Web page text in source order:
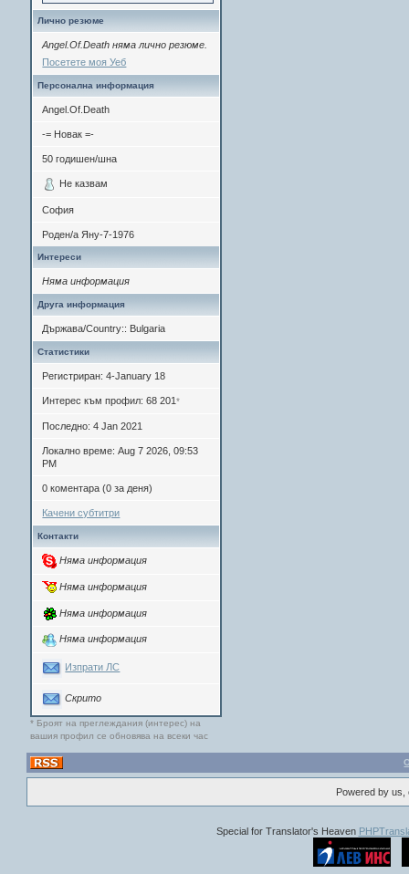
Лично резюме
Angel.Of.Death няма лично резюме.
Посетете моя Уеб
Персонална информация
Angel.Of.Death
-= Новак =-
50 годишен/шна
Не казвам
София
Роден/а Яну-7-1976
Интереси
Няма информация
Друга информация
Държава/Country:: Bulgaria
Статистики
Регистриран: 4-January 18
Интерес към профил: 68 201*
Последно: 4 Jan 2021
Локално време: Aug 7 2026, 09:53
PM
0 коментара (0 за деня)
Качени субтитри
Контакти
Няма информация
Няма информация
Няма информация
Няма информация
Изпрати ЛС
Скрито
* Броят на преглеждания (интерес) на
вашия профил се обновява на всеки час
Powered by
Special for Translator's Heaven